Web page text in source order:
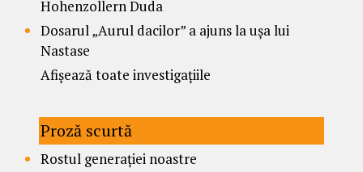
Hohenzollern Duda
Dosarul „Aurul dacilor” a ajuns la ușa lui
Nastase
Afișează toate investigațiile
Proză scurtă
Rostul generației noastre